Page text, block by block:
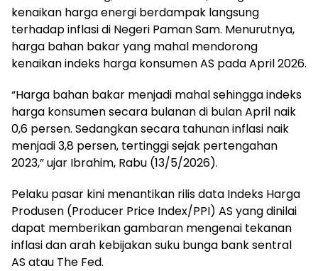
kenaikan harga energi berdampak langsung
terhadap inflasi di Negeri Paman Sam. Menurutnya,
harga bahan bakar yang mahal mendorong
kenaikan indeks harga konsumen AS pada April 2026.
“Harga bahan bakar menjadi mahal sehingga indeks
harga konsumen secara bulanan di bulan April naik
0,6 persen. Sedangkan secara tahunan inflasi naik
menjadi 3,8 persen, tertinggi sejak pertengahan
2023,” ujar Ibrahim, Rabu (13/5/2026).
Pelaku pasar kini menantikan rilis data Indeks Harga
Produsen (Producer Price Index/PPI) AS yang dinilai
dapat memberikan gambaran mengenai tekanan
inflasi dan arah kebijakan suku bunga bank sentral
AS atau The Fed.